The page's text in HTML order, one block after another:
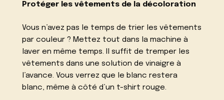
Protéger les vêtements de la décoloration
Vous n’avez pas le temps de trier les vêtements
par couleur ? Mettez tout dans la machine à
laver en même temps. Il suffit de tremper les
vêtements dans une solution de vinaigre à
l’avance. Vous verrez que le blanc restera
blanc, même à côté d’un t-shirt rouge.